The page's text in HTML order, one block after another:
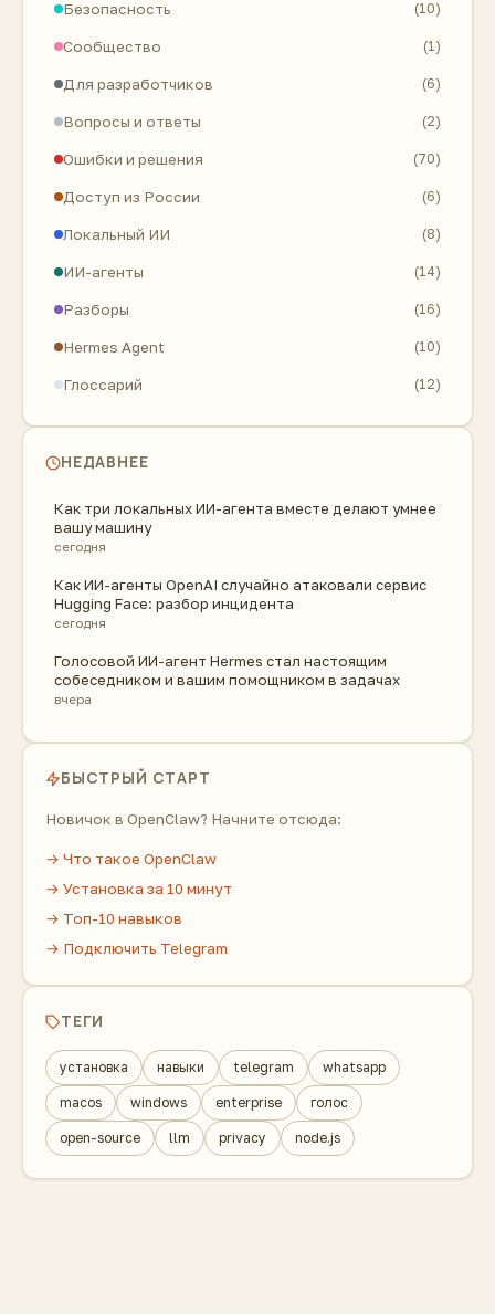
Безопасность (10)
Сообщество (1)
Для разработчиков (6)
Вопросы и ответы (2)
Ошибки и решения (70)
Доступ из России (6)
Локальный ИИ (8)
ИИ-агенты (14)
Разборы (16)
Hermes Agent (10)
Глоссарий (12)
НЕДАВНЕЕ
Как три локальных ИИ-агента вместе делают умнее
вашу машину
сегодня
Как ИИ-агенты OpenAI случайно атаковали сервис
Hugging Face: разбор инцидента
сегодня
Голосовой ИИ-агент Hermes стал настоящим
собеседником и вашим помощником в задачах
вчера
БЫСТРЫЙ СТАРТ
Новичок в OpenClaw? Начните отсюда:
→ Что такое OpenClaw
→ Установка за 10 минут
→ Топ-10 навыков
→ Подключить Telegram
ТЕГИ
установка навыки telegram whatsapp
macos windows enterprise голос
open-source llm privacy node.js